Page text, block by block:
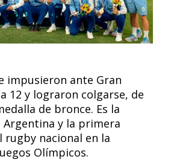
impusieron ante Gran
12 y lograron colgarse, de
de bronce. Es la
y la primera
nacional en la
Olímpicos.